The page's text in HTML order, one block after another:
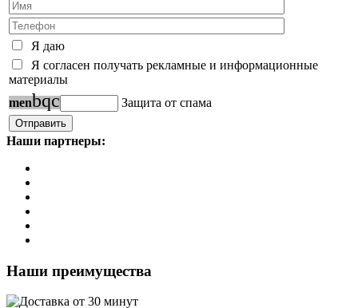
Я даю
Я согласен получать рекламные и информационные
материалы
menbqc Защита от спама
Наши партнеры:
Наши преимущества